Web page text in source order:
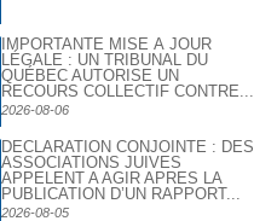
IMPORTANTE MISE À JOUR
LÉGALE : UN TRIBUNAL DU
QUÉBEC AUTORISE UN
RECOURS COLLECTIF CONTRE...
2026-08-06
DECLARATION CONJOINTE : DES
ASSOCIATIONS JUIVES
APPELENT A AGIR APRES LA
PUBLICATION D’UN RAPPORT...
2026-08-05